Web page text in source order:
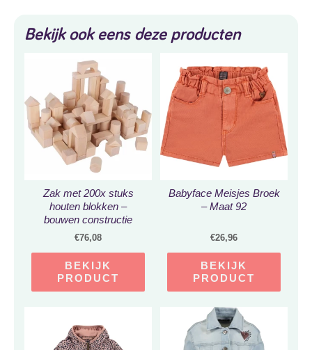
Bekijk ook eens deze producten
Zak met 200x stuks
houten blokken –
bouwen constructie
speelgoed jongens en
€76,08
BEKIJK
PRODUCT
Babyface Meisjes Broek
– Maat 92
€26,96
BEKIJK
PRODUCT